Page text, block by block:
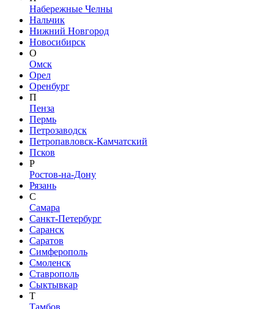
Набережные Челны
Нальчик
Нижний Новгород
Новосибирск
О
Омск
Орел
Оренбург
П
Пенза
Пермь
Петрозаводск
Петропавловск-Камчатский
Псков
Р
Ростов-на-Дону
Рязань
С
Самара
Санкт-Петербург
Саранск
Саратов
Симферополь
Смоленск
Ставрополь
Сыктывкар
Т
Тамбов